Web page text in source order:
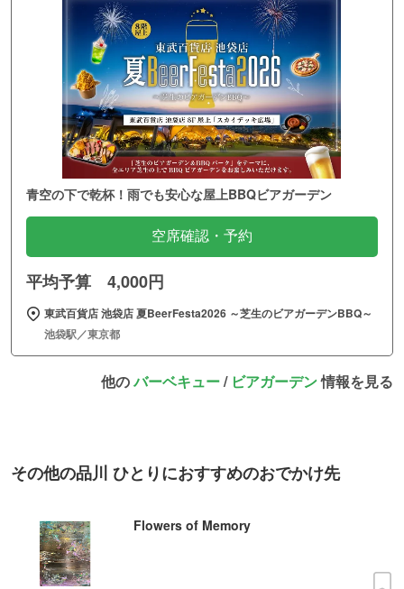
青空の下で乾杯！雨でも安心な屋上BBQビアガーデン
空席確認・予約
平均予算 4,000円
東武百貨店 池袋店 夏BeerFesta2026 ～芝生のビアガーデンBBQ～
池袋駅／東京都
他のバーベキュー/ ビアガーデン情報を見る
その他の品川 ひとりにおすすめのおでかけ先
Flowers of Memory